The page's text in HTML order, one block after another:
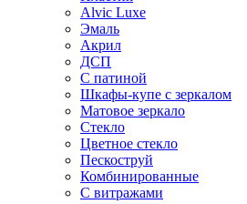
Alvic Luxe
Эмаль
Акрил
ДСП
С патиной
Шкафы-купе с зеркалом
Матовое зеркало
Стекло
Цветное стекло
Пескоструй
Комбинированные
С витражами